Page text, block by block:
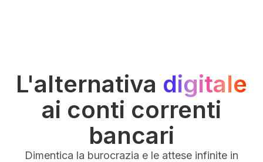
L'alternativa digitale
ai conti correnti
bancari
Dimentica la burocrazia e le attese infinite in